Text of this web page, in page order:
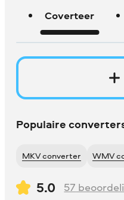
Coverteer
Populaire
MKV converter WMV
5.0 57